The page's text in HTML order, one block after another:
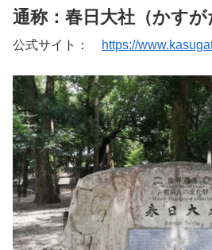
通称：春日大社（かすが
公式サイト： https://